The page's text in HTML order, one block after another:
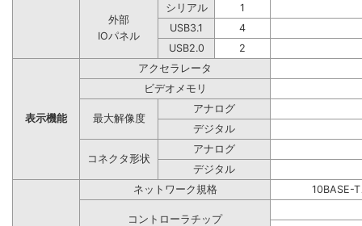
外部
IOパネル
シリアル
1
USB3.1
4
USB2.0
2
表示機能
アクセラレータ
ビデオメモリ
最大解像度
アナログ
デジタル
コネクタ形状
アナログ
デジタル
ネットワーク規格 10BASE-
コントローラチップ